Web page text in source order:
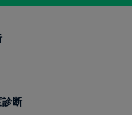
診断